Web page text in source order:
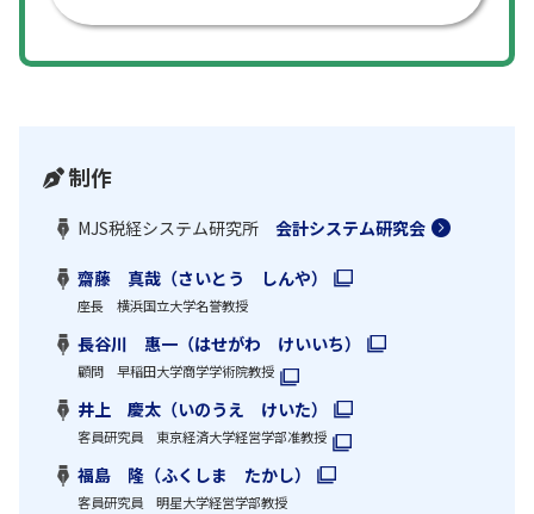
制作
MJS税経システム研究所 会計システム研究会
齋藤 真哉（さいとう しんや）
座長 横浜国立大学名誉教授
長谷川 惠一（はせがわ けいいち）
顧問 早稲田大学商学学術院教授
井上 慶太（いのうえ けいた）
客員研究員 東京経済大学経営学部准教授
福島 隆（ふくしま たかし）
客員研究員 明星大学経営学部教授